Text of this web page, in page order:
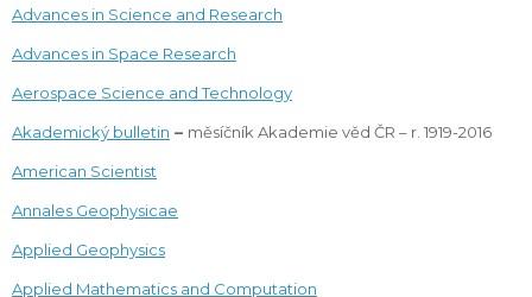
Advances in Science and Research
Advances in Space Research
Aerospace Science and Technology
Akademický bulletin – měsíčník Akademie věd ČR – r. 1919-2016
American Scientist
Annales Geophysicae
Applied Geophysics
Applied Mathematics and Computation